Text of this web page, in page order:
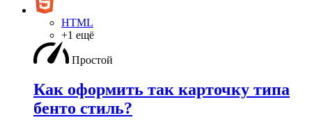
HTML
+1 ещё
Простой
Как оформить так карточку типа
бенто стиль?